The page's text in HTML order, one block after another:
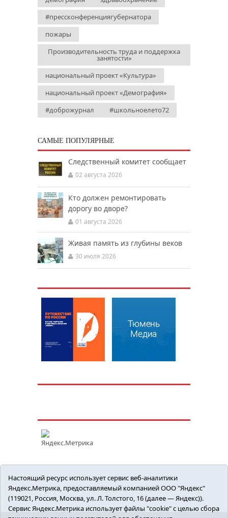
#прессконференциягубернатора
пожары
Производительность труда и поддержка
занятости»
национальный проект «Культура»
национальный проект «Демография»
#доброжурнал
#школьноелето72
САМЫЕ ПОПУЛЯРНЫЕ
Следственный комитет сообщает
02 августа 2026
Кто должен ремонтировать
дорогу во дворе?
01 августа 2026
Живая память из глубины веков
30 июля 2026
Настоящий ресурс использует сервис веб-аналитики
Яндекс.Метрика, предоставляемый компанией ООО "Яндекс"
(119021, Россия, Москва, ул. Л. Толстого, 16 (далее — Яндекс)).
Сервис Яндекс.Метрика использует файлы "cookie" с целью сбора